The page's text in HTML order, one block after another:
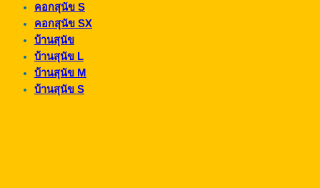
คอกสุนัข S
คอกสุนัข SX
บ้านสุนัข
บ้านสุนัข L
บ้านสุนัข M
บ้านสุนัข S